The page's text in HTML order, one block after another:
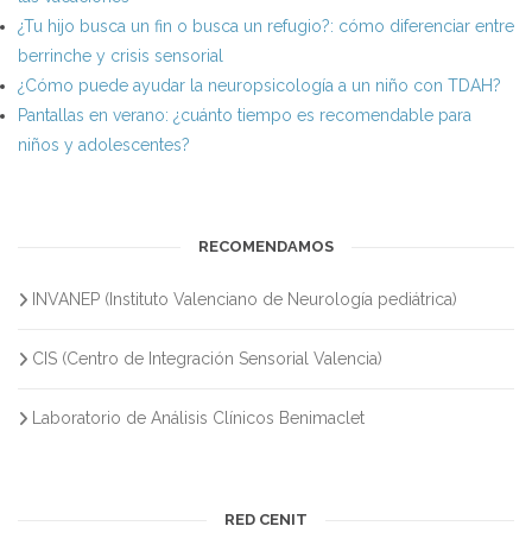
¿Tu hijo busca un fin o busca un refugio?: cómo diferenciar entre
berrinche y crisis sensorial
¿Cómo puede ayudar la neuropsicología a un niño con TDAH?
Pantallas en verano: ¿cuánto tiempo es recomendable para
niños y adolescentes?
RECOMENDAMOS
INVANEP (Instituto Valenciano de Neurología pediátrica)
CIS (Centro de Integración Sensorial Valencia)
Laboratorio de Análisis Clínicos Benimaclet
RED CENIT